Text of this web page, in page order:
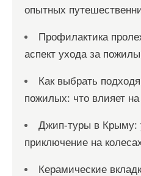
опытных
Профилактика
аспект ухода за
Как выбрать
пожилых: что влияет
Джип-туры в Крыму:
приключение на
Керамические